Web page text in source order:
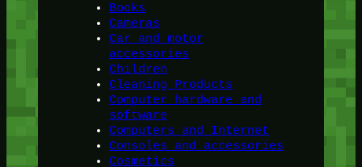
Books
Cameras
Car and motor
accessories
Children
Cleaning Products
Computer hardware and
software
Computers and Internet
Consoles and accessories
Cosmetics